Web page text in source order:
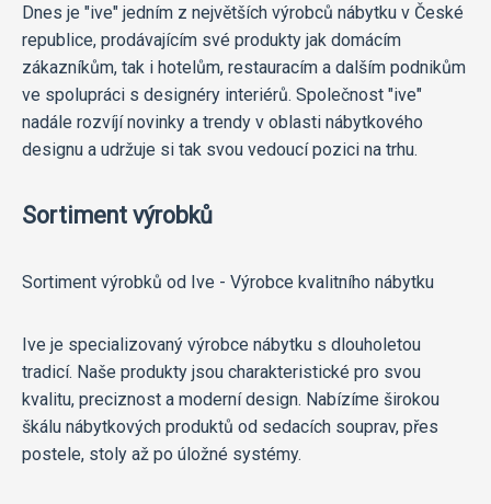
Dnes je "ive" jedním z největších výrobců nábytku v České
republice, prodávajícím své produkty jak domácím
zákazníkům, tak i hotelům, restauracím a dalším podnikům
ve spolupráci s designéry interiérů. Společnost "ive"
nadále rozvíjí novinky a trendy v oblasti nábytkového
designu a udržuje si tak svou vedoucí pozici na trhu.
Sortiment výrobků
Sortiment výrobků od Ive - Výrobce kvalitního nábytku
Ive je specializovaný výrobce nábytku s dlouholetou
tradicí. Naše produkty jsou charakteristické pro svou
kvalitu, preciznost a moderní design. Nabízíme širokou
škálu nábytkových produktů od sedacích souprav, přes
postele, stoly až po úložné systémy.